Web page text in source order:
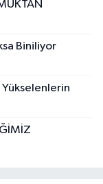
Biniliyor
Yükselenlerin